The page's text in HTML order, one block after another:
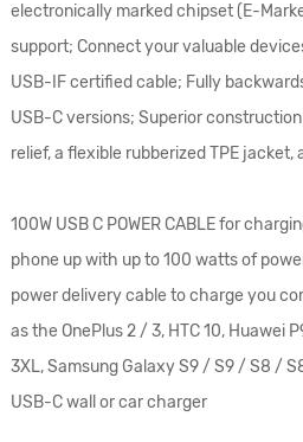
electronically marked chipset (E-
support; Connect your valuable
USB-IF certified cable; Fully
USB-C versions; Superior
relief, a flexible rubberized TPE
100W USB C POWER CABLE for
phone up with up to 100 watts of
power delivery cable to charge you
as the OnePlus 2 / 3, HTC 10, Huawei
3XL, Samsung Galaxy S9 / S9 / S8 /
USB-C wall or car charger